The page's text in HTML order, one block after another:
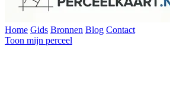
Home Gids Bronnen Blog Contact
Toon mijn perceel